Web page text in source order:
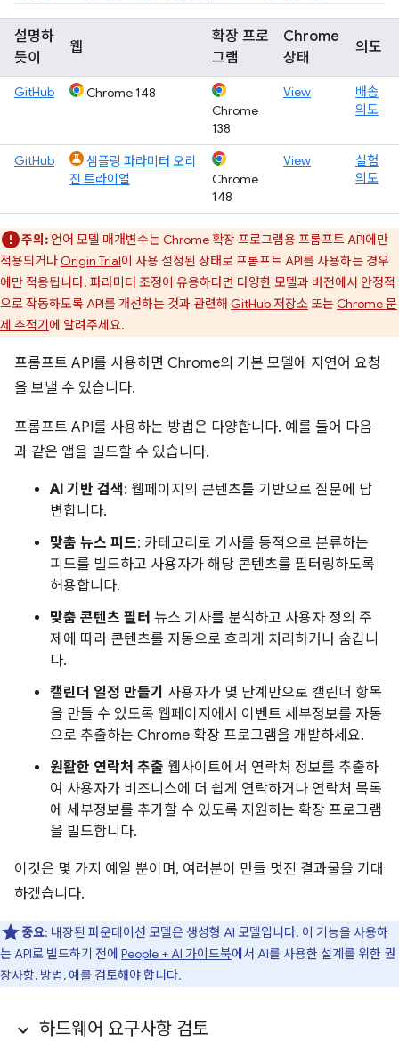
설명하
듯이
웹
확장 프로
그램
Chrome
상태
의도
GitHub
Chrome 148
Chrome
138
View
배송
의도
GitHub
샘플링 파라미터 오리
진 트라이얼
Chrome
148
View
실험
의도
주의: 언어 모델 매개변수는 Chrome 확장 프로그램용 프롬프트 API에만
적용되거나Origin Trial이 사용 설정된 상태로 프롬프트 API를 사용하는 경우
에만 적용됩니다. 파라미터 조정이 유용하다면 다양한 모델과 버전에서 안정적
으로 작동하도록 API를 개선하는 것과 관련해 GitHub 저장소 또는Chrome 문
제 추적기에 알려주세요.
프롬프트 API를 사용하면 Chrome의 기본 모델에 자연어 요청
을 보낼 수 있습니다.
프롬프트 API를 사용하는 방법은 다양합니다. 예를 들어 다음
과 같은 앱을 빌드할 수 있습니다.
AI 기반 검색: 웹페이지의 콘텐츠를 기반으로 질문에 답
변합니다.
맞춤 뉴스 피드: 카테고리로 기사를 동적으로 분류하는
피드를 빌드하고 사용자가 해당 콘텐츠를 필터링하도록
허용합니다.
맞춤 콘텐츠 필터 뉴스 기사를 분석하고 사용자 정의 주
제에 따라 콘텐츠를 자동으로 흐리게 처리하거나 숨깁니
다.
캘린더 일정 만들기 사용자가 몇 단계만으로 캘린더 항목
을 만들 수 있도록 웹페이지에서 이벤트 세부정보를 자동
으로 추출하는 Chrome 확장 프로그램을 개발하세요.
원활한 연락처 추출 웹사이트에서 연락처 정보를 추출하
여 사용자가 비즈니스에 더 쉽게 연락하거나 연락처 목록
에 세부정보를 추가할 수 있도록 지원하는 확장 프로그램
을 빌드합니다.
이것은 몇 가지 예일 뿐이며, 여러분이 만들 멋진 결과물을 기대
하겠습니다.
중요: 내장된 파운데이션 모델은 생성형 AI 모델입니다. 이 기능을 사용하
는 API로 빌드하기 전에 People + AI 가이드북에서 AI를 사용한 설계를 위한 권
장사항, 방법, 예를 검토해야 합니다.
하드웨어 요구사항 검토